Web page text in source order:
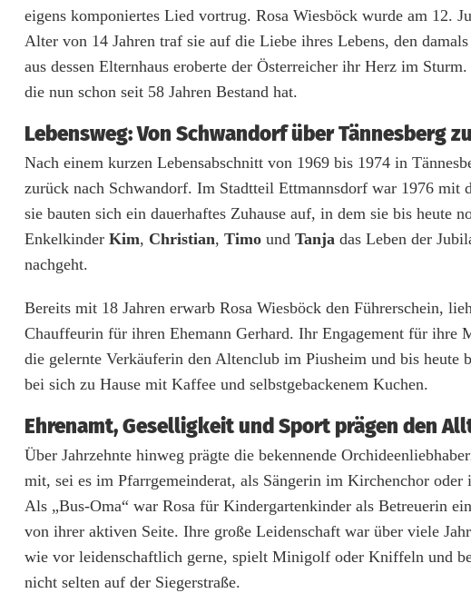
W
i
e
b
ö
c
k
u
s
E
t
t
m
a
n
eigens komponiertes Lied vortrug. Rosa Wiesböck wurde am 12.
Alter von 14 Jahren traf sie auf die Liebe ihres Lebens, den
aus dessen Elternhaus eroberte der Österreicher ihr Herz im
die nun schon seit 58 Jahren Bestand hat.
Lebensweg: Von Schwandorf über Tännesberg
Nach einem kurzen Lebensabschnitt von 1969 bis 1974 in
zurück nach Schwandorf. Im Stadtteil Ettmannsdorf war 1976
sie bauten sich ein dauerhaftes Zuhause auf, in dem sie bis
Enkelkinder Kim, Christian, Timo und Tanja das Leben der
nachgeht.
Bereits mit 18 Jahren erwarb Rosa Wiesböck den Führerschein,
Chauffeurin für ihren Ehemann Gerhard. Ihr Engagement für
die gelernte Verkäuferin den Altenclub im Piusheim und bis
bei sich zu Hause mit Kaffee und selbstgebackenem Kuchen.
Ehrenamt, Geselligkeit und Sport prägen den
Über Jahrzehnte hinweg prägte die bekennende
mit, sei es im Pfarrgemeinderat, als Sängerin im Kirchenchor
Als „Bus-Oma“ war Rosa für Kindergartenkinder als Betreuerin
von ihrer aktiven Seite. Ihre große Leidenschaft war über viele
wie vor leidenschaftlich gerne, spielt Minigolf oder Kniffeln und
nicht selten auf der Siegerstraße.